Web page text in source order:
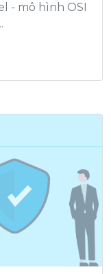
- mô hình OSI